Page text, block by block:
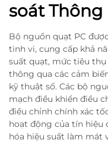
soát
Bộ nguồn quạt PC
tinh vi, cung cấp khả
suất quạt, mức tiêu
thông qua các cảm
kỹ thuật số. Các bộ
mạch điều khiển điều
điều chỉnh chính xác
hoạt động của tín hiệu
hóa hiệu suất làm mát